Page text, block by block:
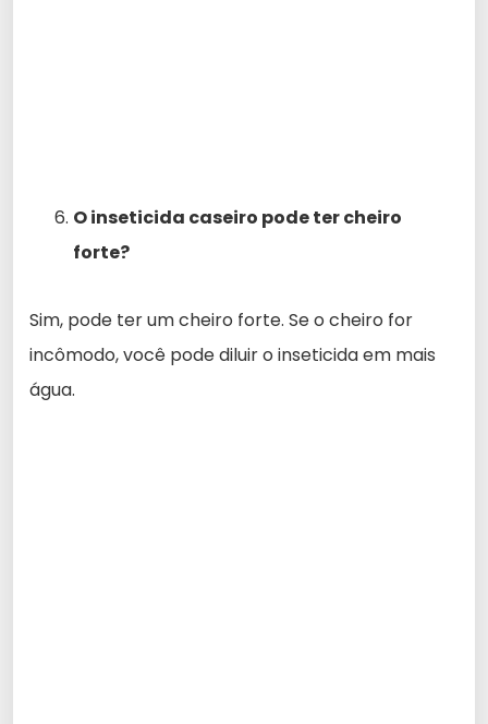
O inseticida caseiro pode ter cheiro
forte?
Sim, pode ter um cheiro forte. Se o cheiro for
incômodo, você pode diluir o inseticida em mais
água.